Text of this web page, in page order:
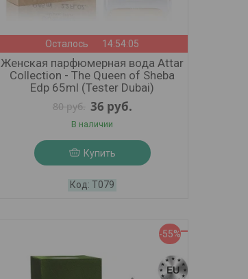
Осталось 14:54:03
Женская парфюмерная вода Attar
Collection - The Queen of Sheba
Edp 65ml (Tester Dubai)
80руб. 36 руб.
В наличии
Купить
Т079
-55%